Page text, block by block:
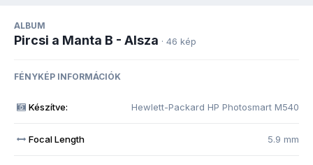
ALBUM
Pircsi a Manta B - Alsza · 46 kép
FÉNYKÉP INFORMÁCIÓK
Készítve: Hewlett-Packard HP Photosmart M540
Focal Length 5.9 mm